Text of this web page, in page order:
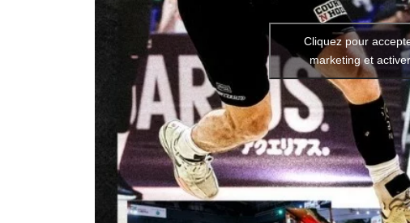
Cliquez pour
marketing et